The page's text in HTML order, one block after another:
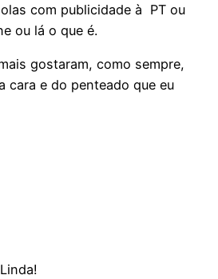
com publicidade à PT ou
ou lá o que é.
gostaram, como sempre,
cara e do penteado que eu